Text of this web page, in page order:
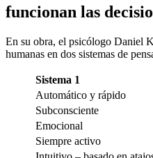
funcionan las
En su obra, el psicólogo Daniel
humanas en dos sistemas de
Sistema 1
Automático y rápido
Subconsciente
Emocional
Siempre activo